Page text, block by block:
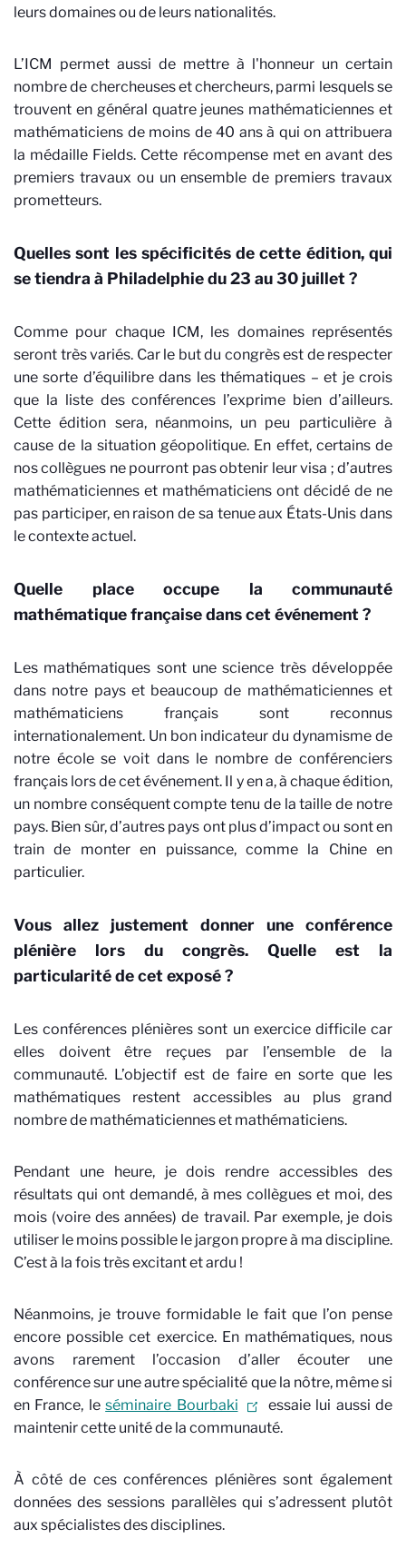
leurs domaines ou de leurs nationalités.
L’ICM permet aussi de mettre à l'honneur un certain
nombre de chercheuses et chercheurs, parmi lesquels se
trouvent en général quatre jeunes mathématiciennes et
mathématiciens de moins de 40 ans à qui on attribuera
la médaille Fields. Cette récompense met en avant des
premiers travaux ou un ensemble de premiers travaux
prometteurs.
Quelles sont les spécificités de cette édition, qui
se tiendra à Philadelphie du 23 au 30 juillet ?
Comme pour chaque ICM, les domaines représentés
seront très variés. Car le but du congrès est de respecter
une sorte d’équilibre dans les thématiques – et je crois
que la liste des conférences l’exprime bien d’ailleurs.
Cette édition sera, néanmoins, un peu particulière à
cause de la situation géopolitique. En effet, certains de
nos collègues ne pourront pas obtenir leur visa ; d’autres
mathématiciennes et mathématiciens ont décidé de ne
pas participer, en raison de sa tenue aux États-Unis dans
le contexte actuel.
Quelle place occupe la communauté
mathématique française dans cet événement ?
Les mathématiques sont une science très développée
dans notre pays et beaucoup de mathématiciennes et
mathématiciens français sont reconnus
internationalement. Un bon indicateur du dynamisme de
notre école se voit dans le nombre de conférenciers
français lors de cet événement. Il y en a, à chaque édition,
un nombre conséquent compte tenu de la taille de notre
pays. Bien sûr, d’autres pays ont plus d’impact ou sont en
train de monter en puissance, comme la Chine en
particulier.
Vous allez justement donner une conférence
plénière lors du congrès. Quelle est la
particularité de cet exposé ?
Les conférences plénières sont un exercice difficile car
elles doivent être reçues par l’ensemble de la
communauté. L’objectif est de faire en sorte que les
mathématiques restent accessibles au plus grand
nombre de mathématiciennes et mathématiciens.
Pendant une heure, je dois rendre accessibles des
résultats qui ont demandé, à mes collègues et moi, des
mois (voire des années) de travail. Par exemple, je dois
utiliser le moins possible le jargon propre à ma discipline.
C’est à la fois très excitant et ardu !
Néanmoins, je trouve formidable le fait que l’on pense
encore possible cet exercice. En mathématiques, nous
avons rarement l’occasion d’aller écouter une
conférence sur une autre spécialité que la nôtre, même si
en France, leséminaire Bourbaki
essaie lui aussi de
maintenir cette unité de la communauté.
À côté de ces conférences plénières sont également
données des sessions parallèles qui s’adressent plutôt
aux spécialistes des disciplines.